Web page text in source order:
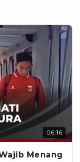
06:16
Menang